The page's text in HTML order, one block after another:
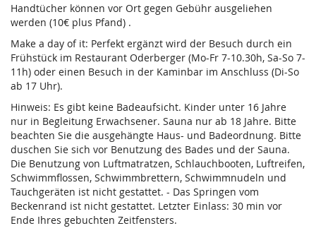
Handtücher können vor Ort gegen Gebühr ausgeliehen
werden (10€ plus Pfand) .
Make a day of it: Perfekt ergänzt wird der Besuch durch ein
Frühstück im Restaurant Oderberger (Mo-Fr 7-10.30h, Sa-So 7-
11h) oder einen Besuch in der Kaminbar im Anschluss (Di-So
ab 17 Uhr).
Hinweis: Es gibt keine Badeaufsicht. Kinder unter 16 Jahre
nur in Begleitung Erwachsener. Sauna nur ab 18 Jahre. Bitte
beachten Sie die ausgehängte Haus- und Badeordnung. Bitte
duschen Sie sich vor Benutzung des Bades und der Sauna.
Die Benutzung von Luftmatratzen, Schlauchbooten, Luftreifen,
Schwimmflossen, Schwimmbrettern, Schwimmnudeln und
Tauchgeräten ist nicht gestattet. - Das Springen vom
Beckenrand ist nicht gestattet. Letzter Einlass: 30 min vor
Ende Ihres gebuchten Zeitfensters.